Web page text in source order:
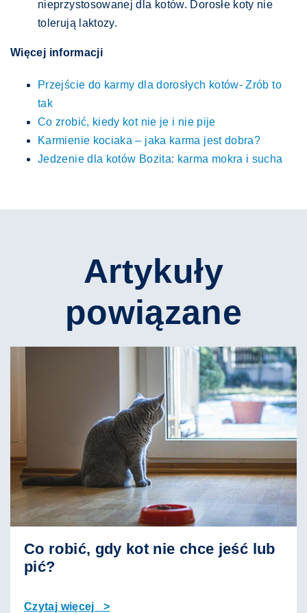
nieprzystosowanej dla kotów. Dorosłe koty nie
tolerują laktozy.
Więcej informacji
Przejście do karmy dla dorosłych kotów- Zrób to
tak
Co zrobić, kiedy kot nie je i nie pije
Karmienie kociaka – jaka karma jest dobra?
Jedzenie dla kotów Bozita: karma mokra i sucha
Artykuły
powiązane
Co robić, gdy kot nie chce jeść lub
pić?
Czytaj więcej >